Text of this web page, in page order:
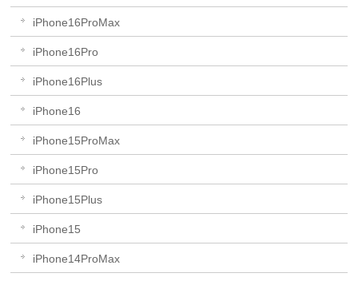
iPhone16ProMax
iPhone16Pro
iPhone16Plus
iPhone16
iPhone15ProMax
iPhone15Pro
iPhone15Plus
iPhone15
iPhone14ProMax